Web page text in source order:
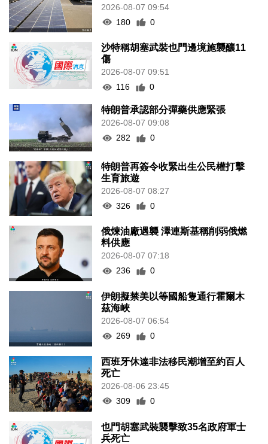
2026-08-07 09:54
180
0
沙特稱胡塞武裝也門邊境施襲釀11
傷
2026-08-07 09:51
116
0
特朗普承認部分彈藥供應緊張
2026-08-07 09:08
282
0
特朗普再簽令收緊出生公民權打擊
生育旅遊
2026-08-07 08:27
326
0
俄煉油廠遇襲 澤連斯基稱削弱俄燃
料供應
2026-08-07 07:18
236
0
伊朗擬禁美以等國船隻通行霍爾木
茲海峽
2026-08-07 06:54
269
0
西班牙休達非法移民潮增至約百人
死亡
2026-08-06 23:45
309
0
也門胡塞武裝襲擊致35名政府軍士
兵死亡